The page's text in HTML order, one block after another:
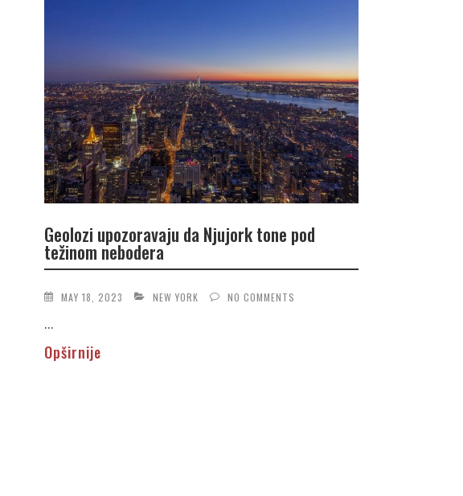
Geolozi upozoravaju da Njujork tone pod
težinom nebodera
MAY 18, 2023 NEW YORK NO COMMENTS
...
Opširnije